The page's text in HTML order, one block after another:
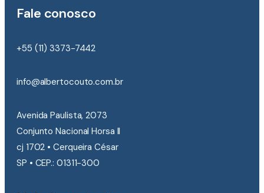
Fale conosco
+55 (11) 3373-7442
info@albertocouto.com.br
Avenida Paulista, 2073
Conjunto Nacional Horsa II
cj 1702 • Cerqueira César
SP • CEP.: 01311-300